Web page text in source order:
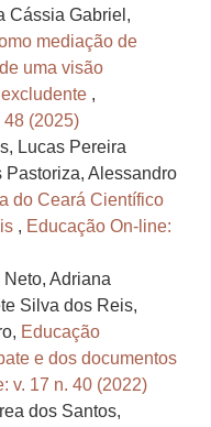
Cássia Gabriel,
mediação de
uma visão
,
48 (2025)
Lucas Pereira
Pastoriza, Alessandro
do Ceará Científico
, Educação On-line:
Adriana
Silva dos Reis,
Educação
e dos documentos
v. 17 n. 40 (2022)
dos Santos,